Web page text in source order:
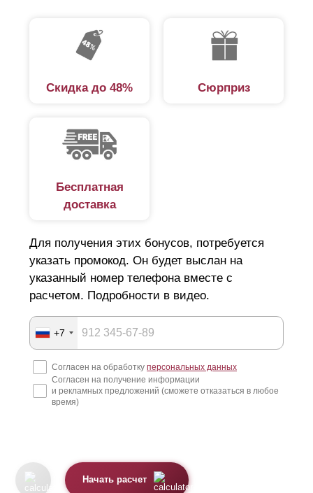
Скидка до 48% Сюрприз
Бесплатная
доставка
Для получения этих бонусов, потребуется
указать промокод. Он будет выслан на
указанный номер телефона вместе с
расчетом. Подробности в видео.
+7
Согласен на обработку персональных данных
Согласен на получение информации
и рекламных предложений (сможете отказаться в любое
время)
Начать расчет